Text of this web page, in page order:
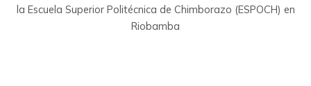
la Escuela Superior Politécnica de Chimborazo (ESPOCH) en
Riobamba